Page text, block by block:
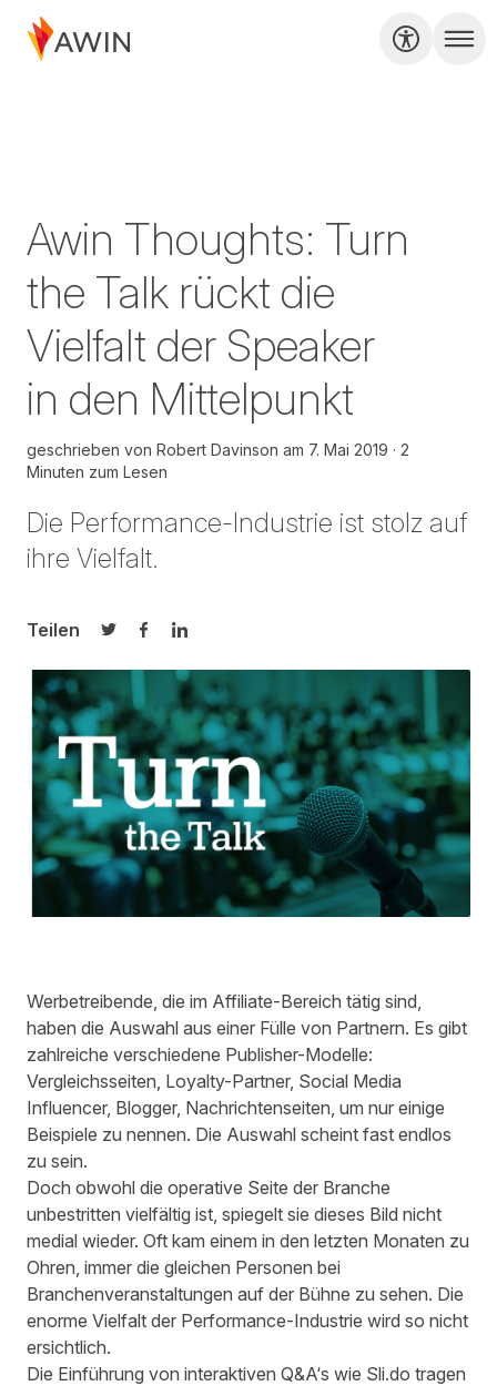
Awin Thoughts: Turn
the Talk rückt die
Vielfalt der Speaker
in den Mittelpunkt
geschrieben von Robert Davinson am 7. Mai 2019
2
Minuten zum Lesen
Die Performance-Industrie ist stolz auf
ihre Vielfalt.
Teilen
Auf Twitter teilen
Auf Facebook teilen
Auf LinkedIn teilen
Werbetreibende, die im Affiliate-Bereich tätig sind,
haben die Auswahl aus einer Fülle von Partnern. Es gibt
zahlreiche verschiedene Publisher-Modelle:
Vergleichsseiten, Loyalty-Partner, Social Media
Influencer, Blogger, Nachrichtenseiten, um nur einige
Beispiele zu nennen. Die Auswahl scheint fast endlos
zu sein.
Doch obwohl die operative Seite der Branche
unbestritten vielfältig ist, spiegelt sie dieses Bild nicht
medial wieder. Oft kam einem in den letzten Monaten zu
Ohren, immer die gleichen Personen bei
Branchenveranstaltungen auf der Bühne zu sehen. Die
enorme Vielfalt der Performance-Industrie wird so nicht
ersichtlich.
Die Einführung von interaktiven Q&A‘s wie Sli.do tragen